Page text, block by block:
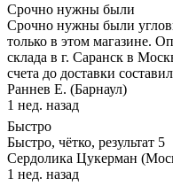
Срочно нужны были
Срочно нужны были
только в этом магазине.
склада в г. Саранск в
счета до доставки
Раннев Е. (Барнаул)
1 нед. назад
Быстро
Быстро, чётко, результат 5
Сердолика Цукерман
1 нед. назад